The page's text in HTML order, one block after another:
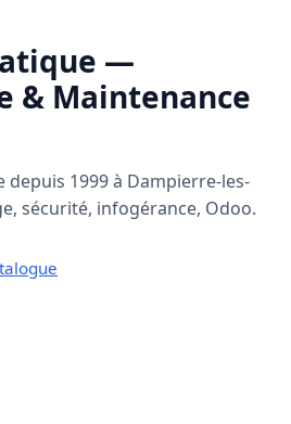
—
& Maintenance
1999 à Dampierre-les-
sécurité, infogérance, Odoo.